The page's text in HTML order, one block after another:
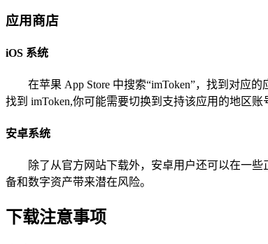
应用商店
iOS 系统
在苹果 App Store 中搜索“imToken”，找到对应
找到 imToken,你可能需要切换到支持该应用的地区账
安卓系统
除了从官方网站下载外，安卓用户还可以在一
备和数字资产带来潜在风险。
下载注意事项